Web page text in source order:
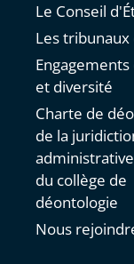
Le Conseil
Les
et diversité
Charte de
de la
du collège de
déontologie
Nous